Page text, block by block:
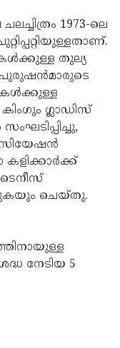
1973-ലെ
തുല്യ
ഗ്ലാഡിസ്
ചെയ്തു.
നേടിയ 5